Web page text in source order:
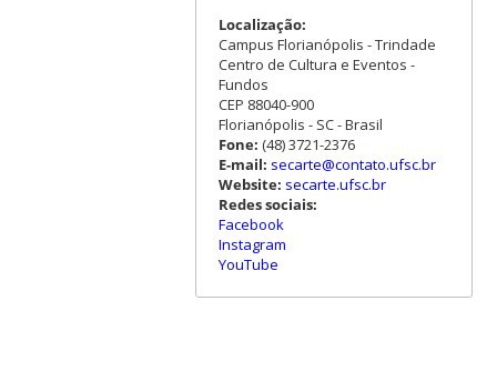
Localização:
Campus Florianópolis - Trindade
Centro de Cultura e Eventos -
Fundos
CEP 88040-900
Florianópolis - SC - Brasil
Fone: (48) 3721-2376
E-mail: secarte@contato.ufsc.br
Website: secarte.ufsc.br
Redes sociais:
Facebook
Instagram
YouTube